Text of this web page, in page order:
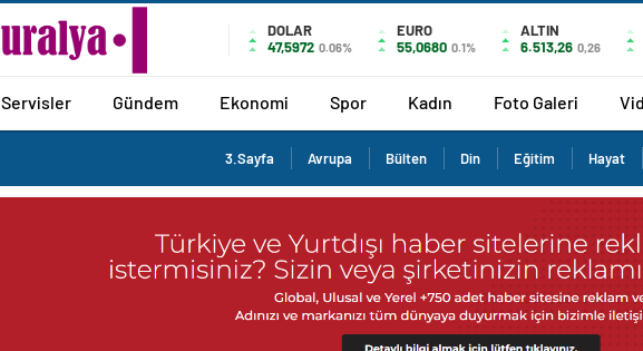
DOLAR
47,5972 0.06%
EURO
55,0680 0.1%
ALTIN
6.513,26 0,26
Servisler Gündem Ekonomi Spor Kadın Foto Galeri
3.Sayfa Avrupa Bülten Din Eğitim Hayat